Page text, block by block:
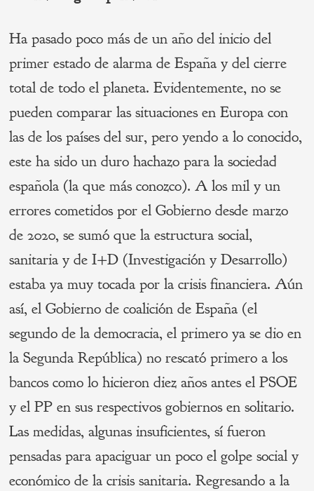
Ha pasado poco más de un año del inicio del
primer estado de alarma de España y del cierre
total de todo el planeta. Evidentemente, no se
pueden comparar las situaciones en Europa con
las de los países del sur, pero yendo a lo conocido,
este ha sido un duro hachazo para la sociedad
española (la que más conozco). A los mil y un
errores cometidos por el Gobierno desde marzo
de 2020, se sumó que la estructura social,
sanitaria y de I+D (Investigación y Desarrollo)
estaba ya muy tocada por la crisis financiera. Aún
así, el Gobierno de coalición de España (el
segundo de la democracia, el primero ya se dio en
la Segunda República) no rescató primero a los
bancos como lo hicieron diez años antes el PSOE
y el PP en sus respectivos gobiernos en solitario.
Las medidas, algunas insuficientes, sí fueron
pensadas para apaciguar un poco el golpe social y
económico de la crisis sanitaria. Regresando a la